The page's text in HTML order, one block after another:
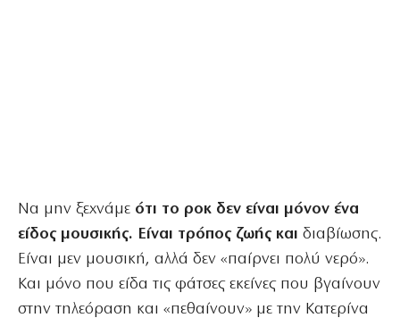
Να μην ξεχνάμε ότι το ροκ δεν είναι μόνον ένα
είδος μουσικής. Είναι τρόπος ζωής και διαβίωσης.
Είναι μεν μουσική, αλλά δεν «παίρνει πολύ νερό».
Και μόνο που είδα τις φάτσες εκείνες που βγαίνουν
στην τηλεόραση και «πεθαίνουν» με την Κατερίνα